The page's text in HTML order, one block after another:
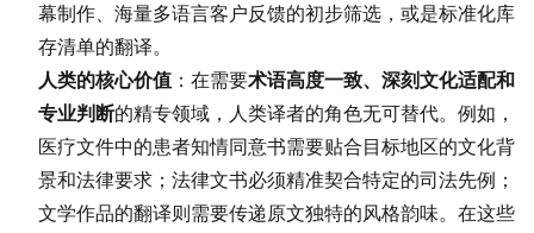
幕制作、海量多语言客户反馈的初步筛选，或是标准化库
存清单的翻译。
人类的核心价值 ：在需要术语高度一致、深刻文化适配和
专业判断的精专领域，人类译者的角色无可替代。例如，
医疗文件中的患者知情同意书需要贴合目标地区的文化背
景和法律要求；法律文书必须精准契合特定的司法先例；
文学作品的翻译则需要传递原文独特的风格韵味。在这些